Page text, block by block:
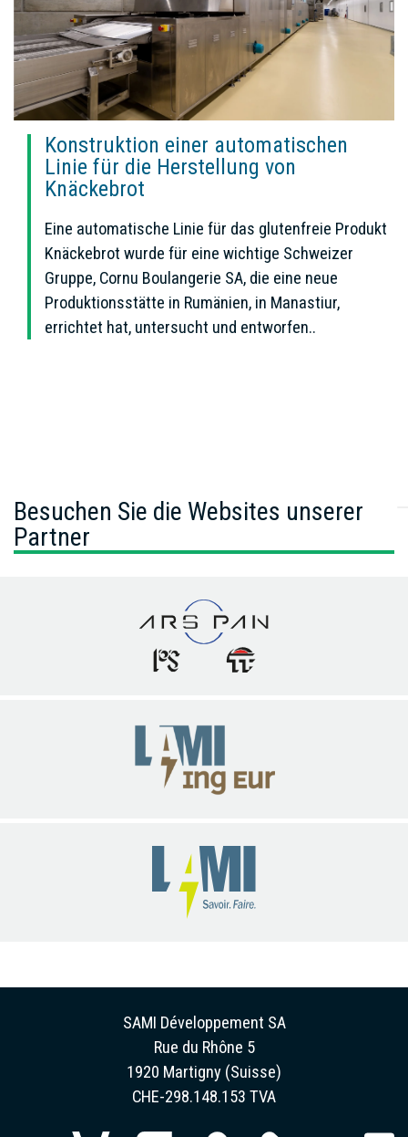
Konstruktion einer automatischen
Linie für die Herstellung von
Knäckebrot
Eine automatische Linie für das glutenfreie Produkt
Knäckebrot wurde für eine wichtige Schweizer
Gruppe, Cornu Boulangerie SA, die eine neue
Produktionsstätte in Rumänien, in Manastiur,
errichtet hat, untersucht und entworfen..
Besuchen Sie die Websites unserer
Partner
SAMI Développement SA
Rue du Rhône 5
1920 Martigny (Suisse)
CHE-298.148.153 TVA